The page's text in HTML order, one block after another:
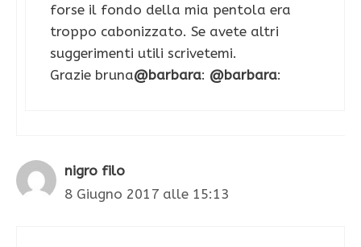
forse il fondo della mia pentola era
troppo cabonizzato. Se avete altri
suggerimenti utili scrivetemi.
Grazie bruna@barbara: @barbara:
nigro filo
8 Giugno 2017 alle 15:13